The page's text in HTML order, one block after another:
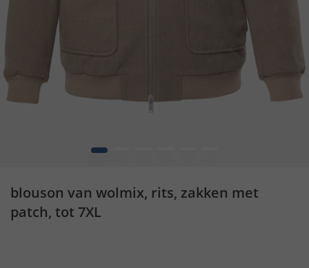
1
blouson van wolmix, rits, zakken met
patch, tot 7XL